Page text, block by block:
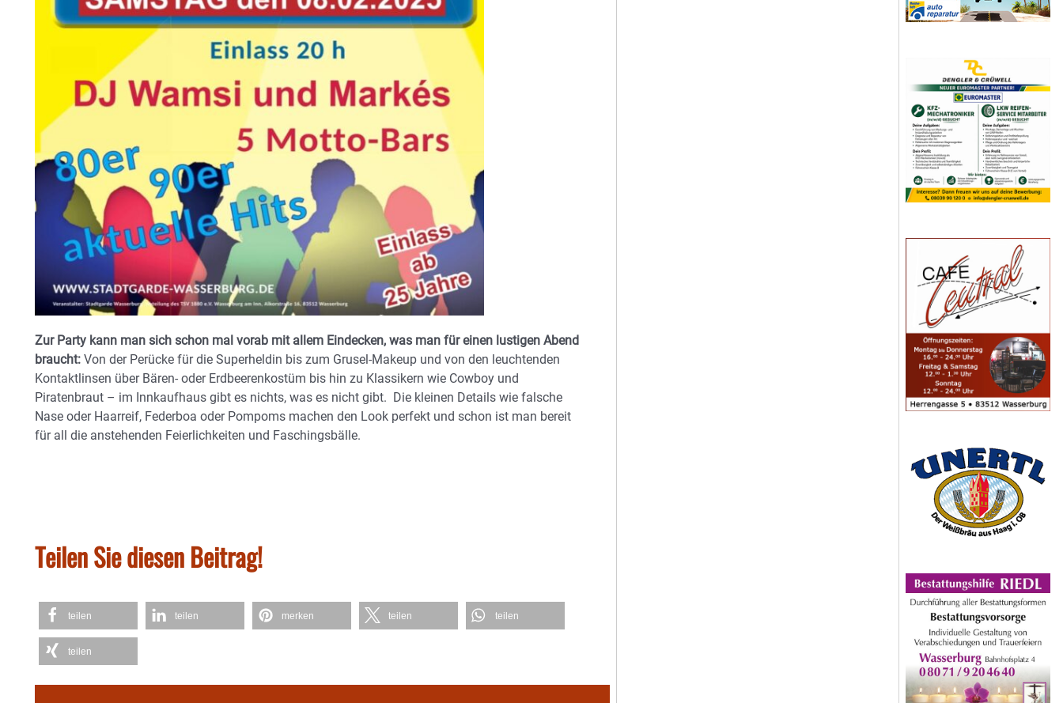
Zur Party kann man sich schon mal vorab mit allem Eindecken, was man für einen lustigen Abend
braucht: Von der Perücke für die Superheldin bis zum Grusel-Makeup und von den leuchtenden
Kontaktlinsen über Bären- oder Erdbeerenkostüm bis hin zu Klassikern wie Cowboy und
Piratenbraut – im Innkaufhaus gibt es nichts, was es nicht gibt. Die kleinen Details wie falsche
Nase oder Haarreif, Federboa oder Pompoms machen den Look perfekt und schon ist man bereit
für all die anstehenden Feierlichkeiten und Faschingsbälle.
Teilen Sie diesen Beitrag!
teilen teilen merken teilen teilen
teilen